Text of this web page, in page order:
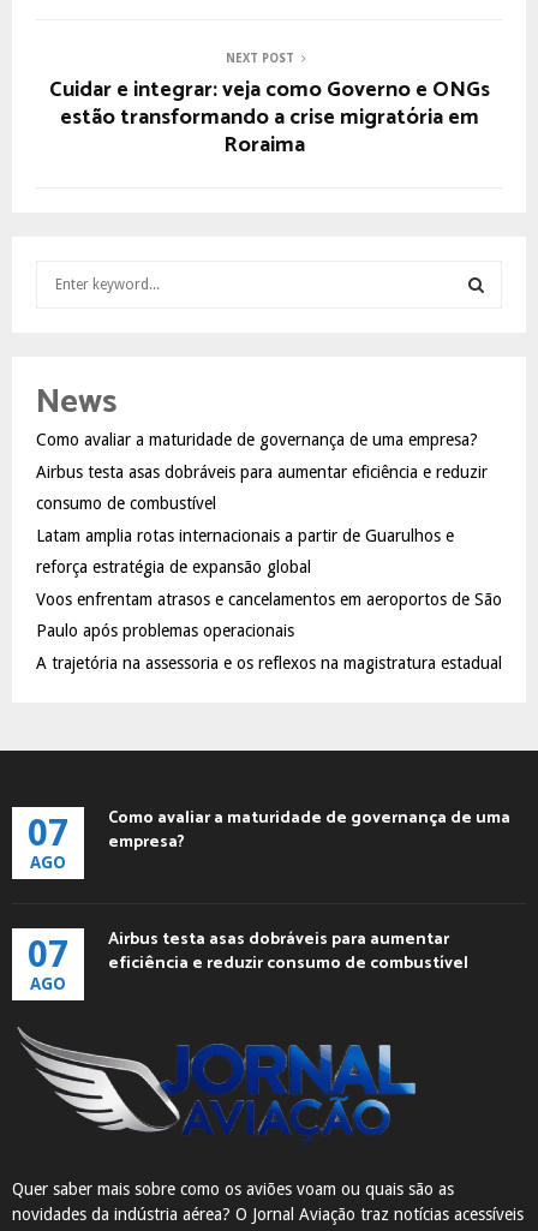
NEXT POST
Cuidar e integrar: veja como Governo e ONGs
estão transformando a crise migratória em
Roraima
h
o
r
:
R
News
Como avaliar a maturidade de governança de uma empresa?
Airbus testa asas dobráveis para aumentar eficiência e reduzir
consumo de combustível
Latam amplia rotas internacionais a partir de Guarulhos e
reforça estratégia de expansão global
Voos enfrentam atrasos e cancelamentos em aeroportos de São
Paulo após problemas operacionais
A trajetória na assessoria e os reflexos na magistratura estadual
07
AGO
Como avaliar a maturidade de governança de uma
empresa?
07
AGO
Airbus testa asas dobráveis para aumentar
eficiência e reduzir consumo de combustível
Quer saber mais sobre como os aviões voam ou quais são as
novidades da indústria aérea? O Jornal Aviação traz notícias acessíveis